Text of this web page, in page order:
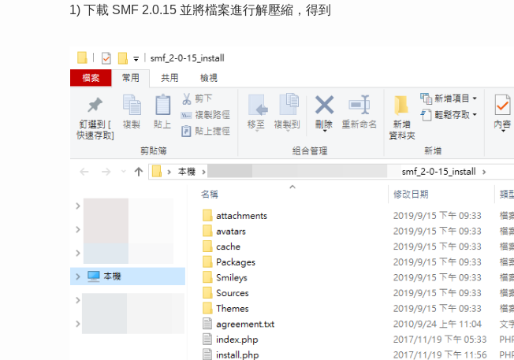
1) 下載 SMF 2.0.15 並將檔案進行解壓縮，得到